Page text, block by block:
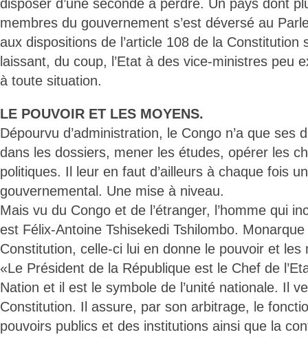
disposer d’une seconde à perdre. Un pays dont
membres du gouvernement s’est déversé au
aux dispositions de l’article 108 de la Constitution
laissant, du coup, l’Etat à des vice-ministres peu
à toute situation.
LE POUVOIR ET LES MOYENS.
Dépourvu d’administration, le Congo n’a que ses
dans les dossiers, mener les études, opérer les
politiques. Il leur en faut d’ailleurs à chaque fois
gouvernemental. Une mise à niveau.
Mais vu du Congo et de l’étranger, l’homme qui
est Félix-Antoine Tshisekedi Tshilombo.
Constitution, celle-ci lui en donne le pouvoir et les
«Le Président de la République est le Chef de
Nation et il est le symbole de l’unité nationale. Il
Constitution. Il assure, par son arbitrage, le
pouvoirs publics et des institutions ainsi que la